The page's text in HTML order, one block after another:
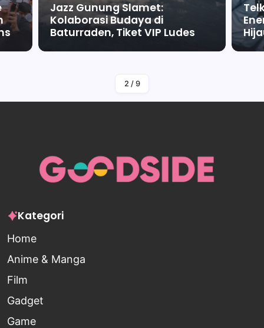
Jazz Gunung Slamet:
Kolaborasi Budaya di
Baturraden, Tiket VIP Ludes
By Falah Malaika Az Zahra
2 / 9
Kategori
Home
Anime & Manga
Film
Gadget
Game